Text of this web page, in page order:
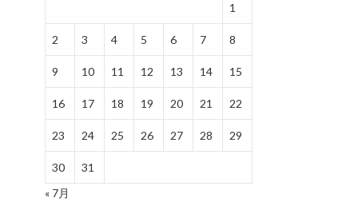
1
2 3 4 5 6 7 8
9 10 11 12 13 14 15
16 17 18 19 20 21 22
23 24 25 26 27 28 29
30
31
« 7月